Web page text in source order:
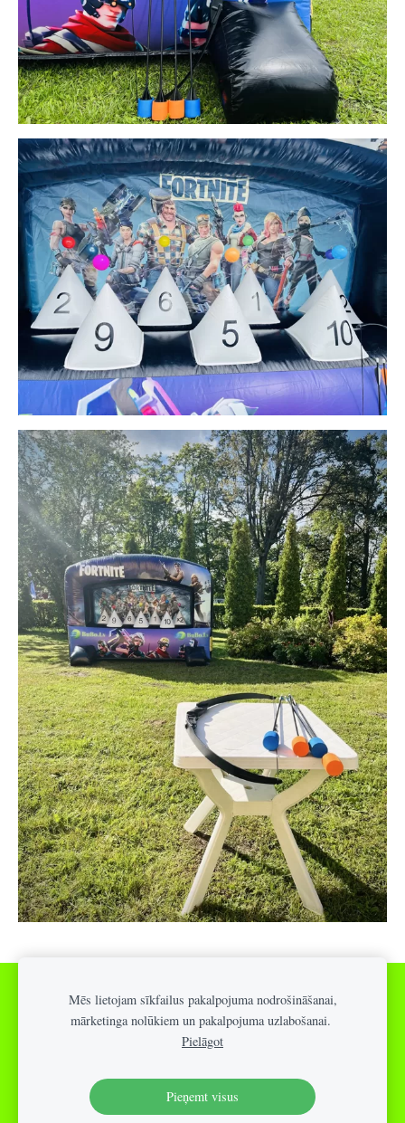
360 video spineris
Putu ballīte
PIEPŪŠAMĀS ATRAKCIJAS
Sīkdatnes
Mēs lietojam sīkfailus pakalpojuma nodrošināšanai,
mārketinga nolūkiem un pakalpojuma uzlabošanai.
Pielāgot
Pieņemt visus